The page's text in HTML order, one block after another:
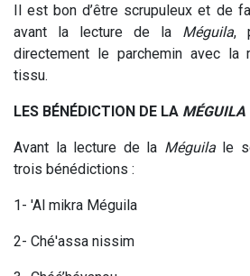
Il est bon d’être scrupuleux et de
avant la lecture de la Méguila,
directement le parchemin avec la
tissu.
LES BÉNÉDICTION DE LA MÉGUILA
Avant la lecture de la Méguilale
trois bénédictions :
1- 'Al mikra Méguila
2- Ché'assa nissim